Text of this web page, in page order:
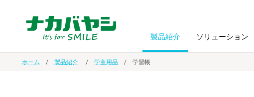
製品紹介 ソリューション
ホーム 製品紹介 学童用品 学習帳